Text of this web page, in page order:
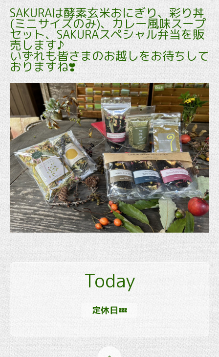
SAKURAは酵素玄米おにぎり、彩り丼
(ミニサイズのみ)、カレー風味スープ
セット、SAKURAスペシャル弁当を販
売します♪
いずれも皆さまのお越しをお待ちして
おりますね❣️
Today
定休日💤